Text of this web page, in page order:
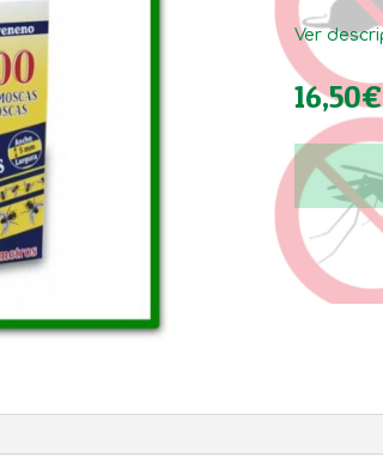
Ver
16,50€